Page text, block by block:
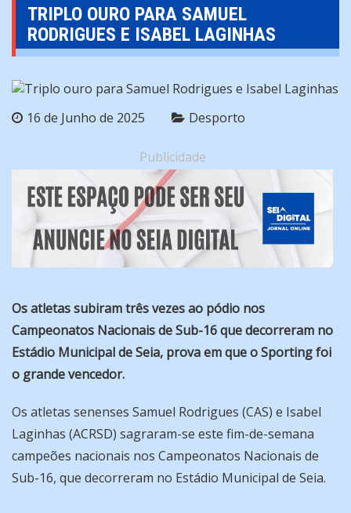
TRIPLO OURO PARA SAMUEL
RODRIGUES E ISABEL LAGINHAS
16 de Junho de 2025 Desporto
Publicidade
Os atletas subiram três vezes ao pódio nos
Campeonatos Nacionais de Sub-16 que decorreram no
Estádio Municipal de Seia, prova em que o Sporting foi
o grande vencedor.
Os atletas senenses Samuel Rodrigues (CAS) e Isabel
Laginhas (ACRSD) sagraram-se este fim-de-semana
campeões nacionais nos Campeonatos Nacionais de
Sub-16, que decorreram no Estádio Municipal de Seia.